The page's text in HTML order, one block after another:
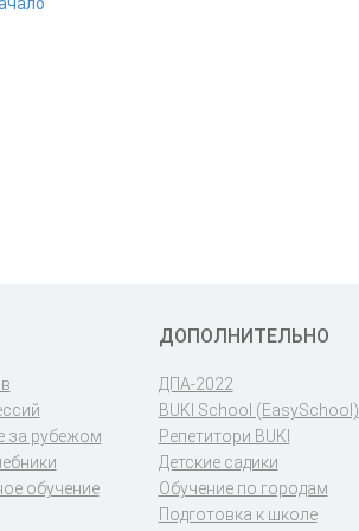
за рубежом
обучение
ДОПОЛНИТЕЛЬНО
ДПА-2022
BUKI School (EasySchool)
Репетитори BUKI
Детские садики
Обучение по городам
Подготовка к школе